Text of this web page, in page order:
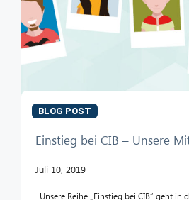
BLOG POST
Einstieg bei CIB – Unsere
Juli 10, 2019
Unsere Reihe „Einstieg bei CIB“ geht in